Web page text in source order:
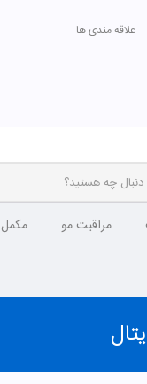
علاقه مندی ها
مراقبت مو